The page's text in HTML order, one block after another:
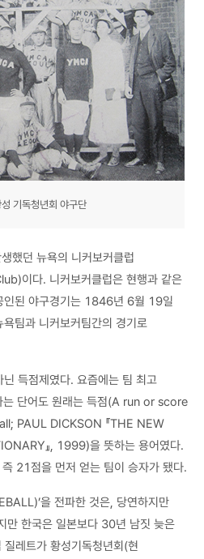
기독청년회 야구단
했던 뉴욕의 니커보커클럽
이다. 니커보커클럽은 현행과 같은
인된 야구경기는 1846년 6월 19일
팀과 니커보커팀간의 경기로
득점제였다. 요즘에는 팀 최고
는 단어도 원래는 득점(A run or score
PAUL DICKSON 『THE NEW
』, 1999)을 뜻하는 용어였다.
21점을 먼저 얻는 팀이 승자가 됐다.
을 전파한 것은, 당연하지만
만 한국은 일본보다 30년 남짓 늦은
레트가 황성기독청년회(현